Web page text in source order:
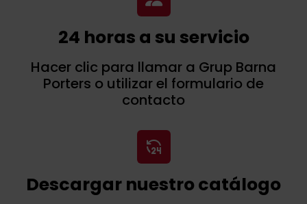
24 horas a su servicio
Hacer clic para llamar a Grup Barna
Porters o utilizar el formulario de
contacto
Descargar nuestro catálogo